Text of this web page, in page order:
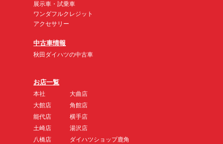
展示車・試乗車
ワンダフルクレジット
アクセサリー
中古車情報
秋田ダイハツの中古車
お店一覧
本社
大館店
能代店
土崎店
八橋店
大曲店
角館店
横手店
湯沢店
ダイハツショップ鹿角